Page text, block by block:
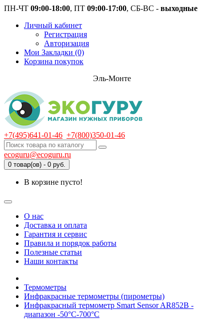
ПН-ЧТ 09:00-18:00, ПТ 09:00-17:00, СБ-ВС - выходные
Личный кабинет
Регистрация
Авторизация
Мои Закладки (0)
Корзина покупок
Эль-Монте
+7(495)641-01-46 +7(800)350-01-46
ecoguru@ecoguru.ru
0 товар(ов) - 0 руб.
В корзине пусто!
О нас
Доставка и оплата
Гарантия и сервис
Правила и порядок работы
Полезные статьи
Наши контакты
Термометры
Инфракрасные термометры (пирометры)
Инфракрасный термометр Smart Sensor AR852B -
диапазон -50°C-700°C